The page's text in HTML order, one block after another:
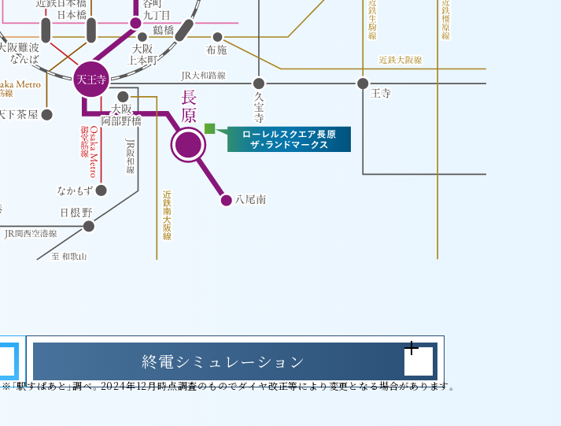
終電シミュレーション
※「駅すぱあと」調べ。2024年12月時点調査のものでダイヤ改正等により変更となる場合があります。